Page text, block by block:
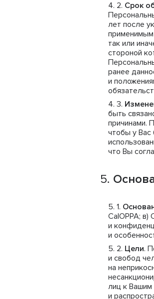
Срок
лет после
применимым
так или
стороной
ранее
и
быть
причинами.
чтобы у Вас
что Вы
CalOPPA;
и
и
Цели.
и свобод
на
лиц к Вашим
и